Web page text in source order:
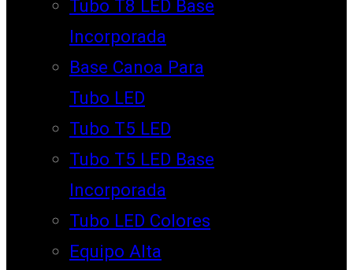
Tubo T8 LED Base
Incorporada
Base Canoa Para
Tubo LED
Tubo T5 LED
Tubo T5 LED Base
Incorporada
Tubo LED Colores
Equipo Alta